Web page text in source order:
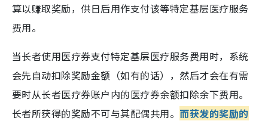
算以赚取奖励，供日后用作支付该等特定基层医疗服务
费用。
当长者使用医疗券支付特定基层医疗服务费用时，系统
会先自动扣除奖励金额（如有的话），然后才会在有需
要时从长者医疗券账户内的医疗券余额扣除余下费用。
长者所获得的奖励不可与其配偶共用。 而获发的奖励的